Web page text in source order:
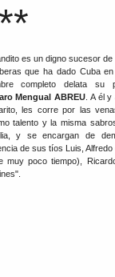
es un digno sucesor
que ha dado Cuba
completo delata su
Mengual ABREU . A él
les corre por las
talento y la misma
y se encargan de
de sus tíos Luis,
muy poco tiempo),